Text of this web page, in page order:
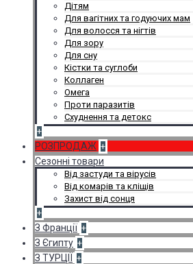
Дітям
Для вагітних та годуючих мам
Для волосся та нігтів
Для зору
Для сну
Кістки та суглоби
Коллаген
Омега
Проти паразитів
Схуднення та детокс
+
РОЗПРОДАЖ +
Сезонні товари
Від застуди та вірусів
Від комарів та кліщів
Захист від сонця
+
З Франції +
З Єгипту +
З ТУРЦІЇ +